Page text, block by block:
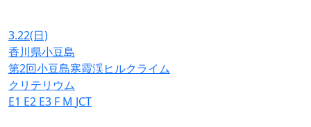
3.22(日)
香川県小豆島
第2回小豆島寒霞渓ヒルクライム
クリテリウム
E1 E2 E3 F M JCT